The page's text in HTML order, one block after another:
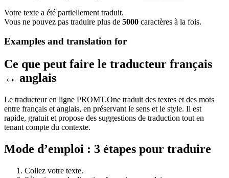
Votre texte a été partiellement traduit.
Vous ne pouvez pas traduire plus de 5000 caractères à la fois.
Examples and translation for
Ce que peut faire le traducteur français
↔ anglais
Le traducteur en ligne PROMT.One traduit des textes et des mots
entre français et anglais, en préservant le sens et le style. Il est
rapide, gratuit et propose des suggestions de traduction tout en
tenant compte du contexte.
Mode d’emploi : 3 étapes pour traduire
Collez votre texte.